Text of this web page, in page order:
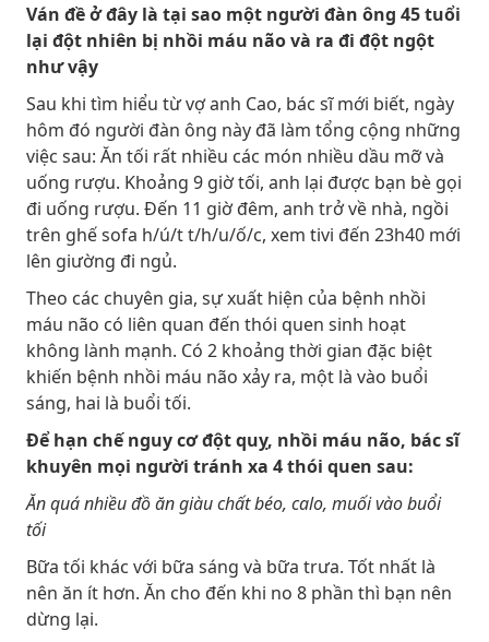
Ván đề ở đây là tại sao một người đàn ông 45 tuổi
lại đột nhiên bị nhồi máu não và ra đi đột ngột
như vậy
Sau khi tìm hiểu từ vợ anh Cao, bác sĩ mới biết, ngày
hôm đó người đàn ông này đã làm tổng cộng những
việc sau: Ăn tối rất nhiều các món nhiều dầu mỡ và
uống rượu. Khoảng 9 giờ tối, anh lại được bạn bè gọi
đi uống rượu. Đến 11 giờ đêm, anh trở về nhà, ngồi
trên ghế sofa h/ú/t t/h/u/ố/c, xem tivi đến 23h40 mới
lên giường đi ngủ.
Theo các chuyên gia, sự xuất hiện của bệnh nhồi
máu não có liên quan đến thói quen sinh hoạt
không lành mạnh. Có 2 khoảng thời gian đặc biệt
khiến bệnh nhồi máu não xảy ra, một là vào buổi
sáng, hai là buổi tối.
Để hạn chế nguy cơ đột quỵ, nhồi máu não, bác sĩ
khuyên mọi người tránh xa 4 thói quen sau:
Ăn quá nhiều đồ ăn giàu chất béo, calo, muối vào buổi
tối
Bữa tối khác với bữa sáng và bữa trưa. Tốt nhất là
nên ăn ít hơn. Ăn cho đến khi no 8 phần thì bạn nên
dừng lại.